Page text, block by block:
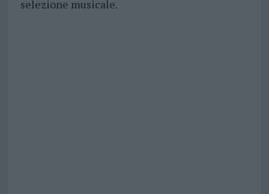
selezione musicale.